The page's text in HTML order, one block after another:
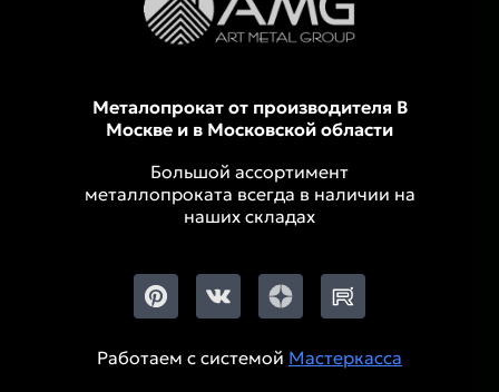
Металопрокат от производителя В
Москве и в Московской области
Большой ассортимент
металлопроката всегда в наличии на
наших складах
Работаем с системой Мастеркасса